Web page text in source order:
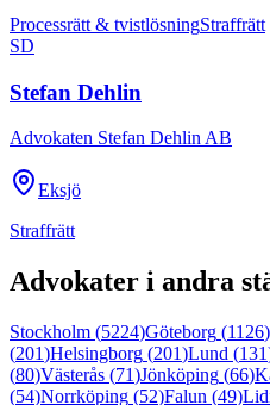
Processrätt & tvistlösningStraffrätt
SD
Stefan Dehlin
Advokaten Stefan Dehlin AB
Eksjö
Straffrätt
Advokater i andra
Stockholm (5224)Göteborg (1126)
(201)Helsingborg (201)Lund (131
(80)Västerås (71)Jönköping (66)
(54)Norrköping (52)Falun (49)